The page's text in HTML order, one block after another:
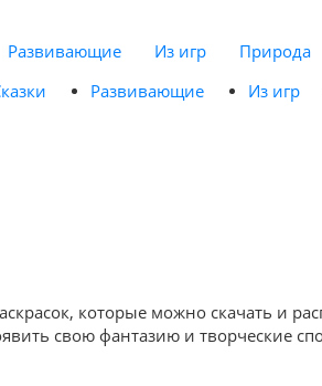
Развивающие Из игр Природа
Развивающие Из игр
которые можно скачать и
свою фантазию и творческие